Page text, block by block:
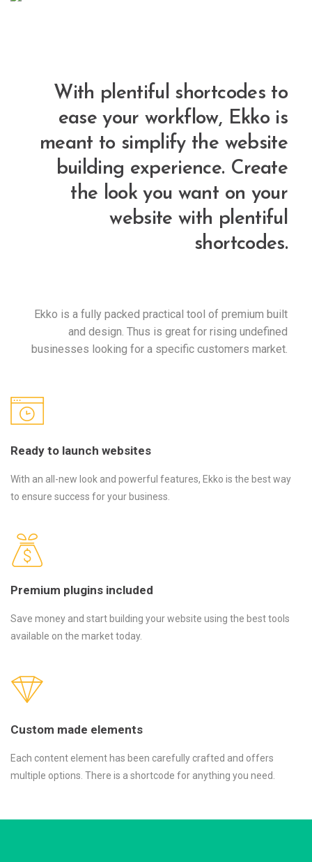
With plentiful shortcodes to
ease your workflow, Ekko is
meant to simplify the website
building experience. Create
the look you want on your
website with plentiful
shortcodes.
Ekko is a fully packed practical tool of premium built
and design. Thus is great for rising undefined
businesses looking for a specific customers market.
Ready to launch websites
With an all-new look and powerful features, Ekko is the best way
to ensure success for your business.
Premium plugins included
Save money and start building your website using the best tools
available on the market today.
Custom made elements
Each content element has been carefully crafted and offers
multiple options. There is a shortcode for anything you need.